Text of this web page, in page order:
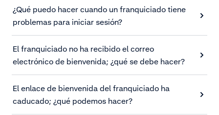
¿Qué puedo hacer cuando un franquiciado tiene
problemas para iniciar sesión?
El franquiciado no ha recibido el correo
electrónico de bienvenida; ¿qué se debe hacer?
El enlace de bienvenida del franquiciado ha
caducado; ¿qué podemos hacer?